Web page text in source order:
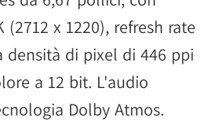
(2712 x 1220), refresh rate
densità di pixel di 446 ppi
a 12 bit. L'audio
Dolby Atmos.